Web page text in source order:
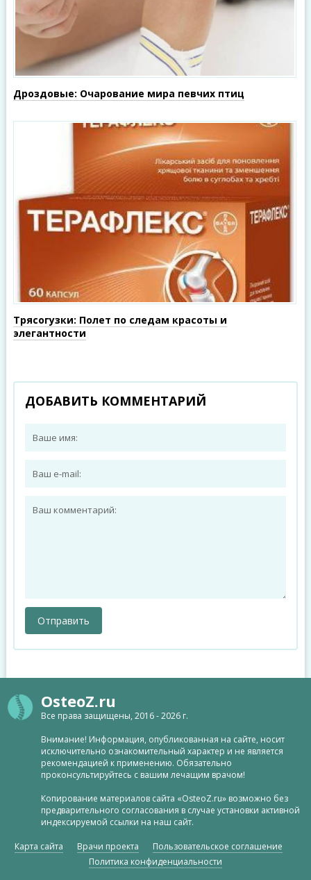
Дроздовые: Очарование мира певчих птиц
Трясогузки: Полет по следам красоты и
элегантности
ДОБАВИТЬ КОММЕНТАРИЙ
OsteoZ.ru
Все права защищены, 2016 - 2026 г.
Внимание! Информация, опубликованная на сайте, носит
исключительно ознакомительный характер и не является
рекомендацией к применению. Обязательно
проконсультируйтесь с вашим лечащим врачом!
Копирование материалов сайта «OsteoZ.ru» возможно без
предварительного согласования в случае установки активной
индексируемой ссылки на наш сайт.
Карта сайта Врачи проекта
Пользовательское соглашение
Политика конфиденциальности